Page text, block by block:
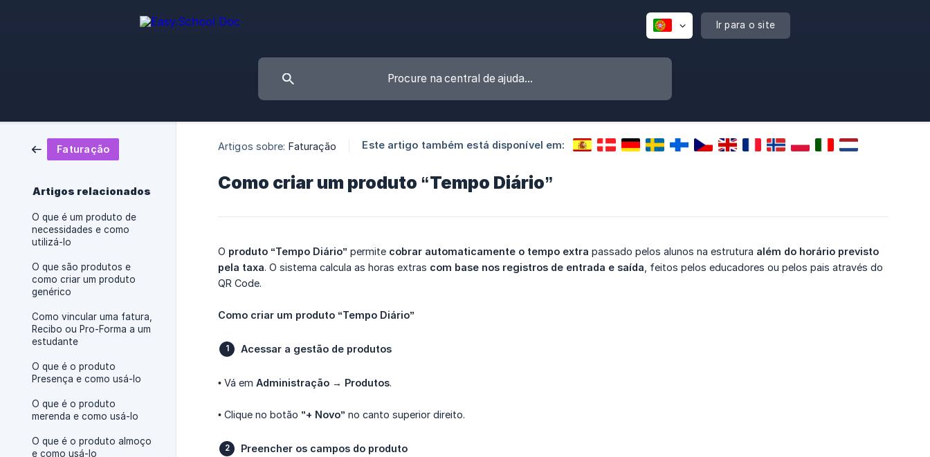
Ir para o site
Faturação
Artigos relacionados
O que é um produto de
necessidades e como
utilizá-lo
O que são produtos e
como criar um produto
genérico
Como vincular uma fatura,
Recibo ou Pro-Forma a um
estudante
O que é o produto
Presença e como usá-lo
O que é o produto
merenda e como usá-lo
O que é o produto almoço
e como usá-lo
Artigos sobre: Faturação Este artigo também está disponível em:
Como criar um produto “Tempo Diário”
O produto “Tempo Diário” permite cobrar automaticamente o tempo extra passado pelos alunos na estrutura além do horário previsto
pela taxa. O sistema calcula as horas extras com base nos registros de entrada e saída , feitos pelos educadores ou pelos pais através do
QR Code.
Como criar um produto “Tempo Diário”
Acessar a gestão de produtos
• Vá em Administração → Produtos.
• Clique no botão ”+ Novo” no canto superior direito.
Preencher os campos do produto